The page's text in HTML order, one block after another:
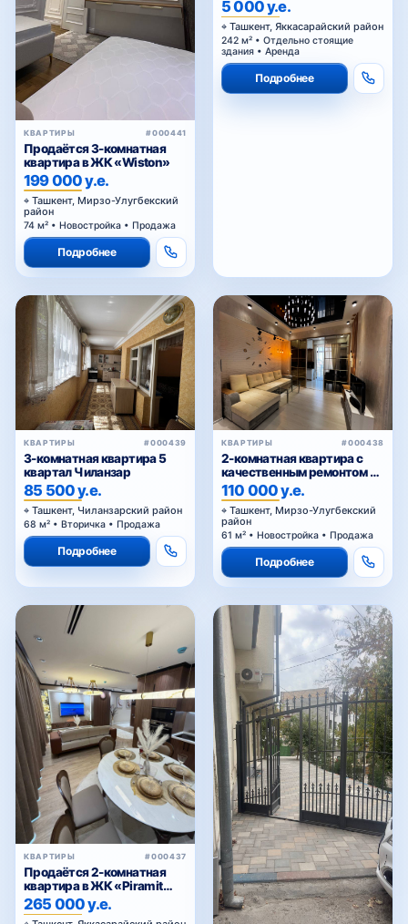
КВАРТИРЫ
Продаётся 3-комнатная
квартира в ЖК «Wiston»
199 000 у.е.
Ташкент, Мирзо-Улугбекский
район
74 м² • Новостройка • Продажа
Подробнее
Ташкент, Яккасарайский район
242 м² • Отдельно стоящие
здания • Аренда
Подробнее
КВАРТИРЫ #000439
3-комнатная квартира 5
квартал Чиланзар
85 500 у.е.
Ташкент, Чиланзарский район
68 м² • Вторичка • Продажа
Подробнее
КВАРТИРЫ #000438
2-комнатная квартира с
качественным ремонтом в
ЖК Parkent Avenue — 61,02
м²
110 000 у.е.
Ташкент, Мирзо-Улугбекский
район
61 м² • Новостройка • Продажа
Подробнее
КВАРТИРЫ #000437
Продаётся 2-комнатная
квартира в ЖК «Piramit
Tower»
265 000 у.е.
Ташкент, Яккасарайский район
58 м² • Новостройка • Продажа КОММЕРЧЕСКАЯ